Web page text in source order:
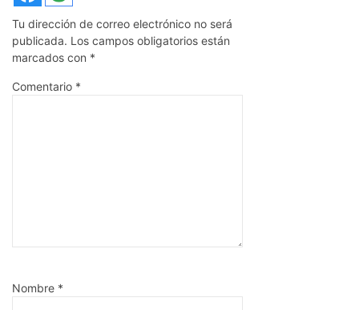
Tu dirección de correo electrónico no será
publicada. Los campos obligatorios están
marcados con *
Comentario *
Nombre *